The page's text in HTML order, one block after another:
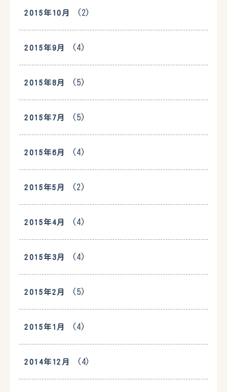
2015年10月 (2)
2015年9月 (4)
2015年8月 (5)
2015年7月 (5)
2015年6月 (4)
2015年5月 (2)
2015年4月 (4)
2015年3月 (4)
2015年2月 (5)
2015年1月 (4)
2014年12月 (4)